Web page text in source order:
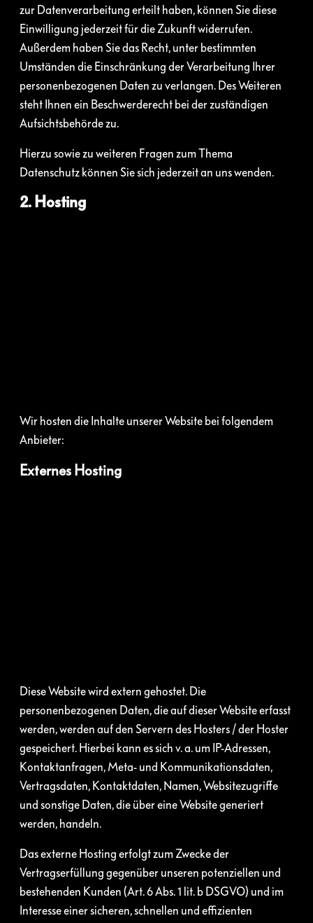
zur Datenverarbeitung erteilt haben, können Sie diese
Einwilligung jederzeit für die Zukunft widerrufen.
Außerdem haben Sie das Recht, unter bestimmten
Umständen die Einschränkung der Verarbeitung Ihrer
personenbezogenen Daten zu verlangen. Des Weiteren
steht Ihnen ein Beschwerderecht bei der zuständigen
Aufsichtsbehörde zu.
Hierzu sowie zu weiteren Fragen zum Thema
Datenschutz können Sie sich jederzeit an uns wenden.
2. Hosting
Wir hosten die Inhalte unserer Website bei folgendem
Anbieter:
Externes Hosting
Diese Website wird extern gehostet. Die
personenbezogenen Daten, die auf dieser Website erfasst
werden, werden auf den Servern des Hosters / der Hoster
gespeichert. Hierbei kann es sich v. a. um IP-Adressen,
Kontaktanfragen, Meta- und Kommunikationsdaten,
Vertragsdaten, Kontaktdaten, Namen, Websitezugriffe
und sonstige Daten, die über eine Website generiert
werden, handeln.
Das externe Hosting erfolgt zum Zwecke der
Vertragserfüllung gegenüber unseren potenziellen und
bestehenden Kunden (Art. 6 Abs. 1 lit. b DSGVO) und im
Interesse einer sicheren, schnellen und effizienten